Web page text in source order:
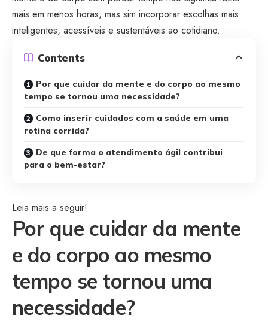
mais em menos horas, mas sim incorporar escolhas mais
inteligentes, acessíveis e sustentáveis ao cotidiano.
Contents
Por que cuidar da mente e do corpo ao mesmo
tempo se tornou uma necessidade?
Como inserir cuidados com a saúde em uma
rotina corrida?
De que forma o atendimento ágil contribui
para o bem-estar?
Leia mais a seguir!
Por que cuidar da mente
e do corpo ao mesmo
tempo se tornou uma
necessidade?